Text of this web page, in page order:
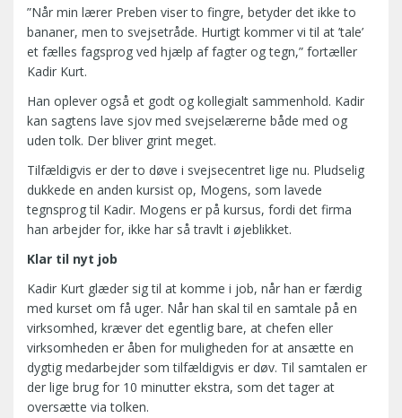
”Når min lærer Preben viser to fingre, betyder det ikke to
bananer, men to svejsetråde. Hurtigt kommer vi til at ’tale’
et fælles fagsprog ved hjælp af fagter og tegn,” fortæller
Kadir Kurt.
Han oplever også et godt og kollegialt sammenhold. Kadir
kan sagtens lave sjov med svejselærerne både med og
uden tolk. Der bliver grint meget.
Tilfældigvis er der to døve i svejsecentret lige nu. Pludselig
dukkede en anden kursist op, Mogens, som lavede
tegnsprog til Kadir. Mogens er på kursus, fordi det firma
han arbejder for, ikke har så travlt i øjeblikket.
Klar til nyt job
Kadir Kurt glæder sig til at komme i job, når han er færdig
med kurset om få uger. Når han skal til en samtale på en
virksomhed, kræver det egentlig bare, at chefen eller
virksomheden er åben for muligheden for at ansætte en
dygtig medarbejder som tilfældigvis er døv. Til samtalen er
der lige brug for 10 minutter ekstra, som det tager at
oversætte via tolken.